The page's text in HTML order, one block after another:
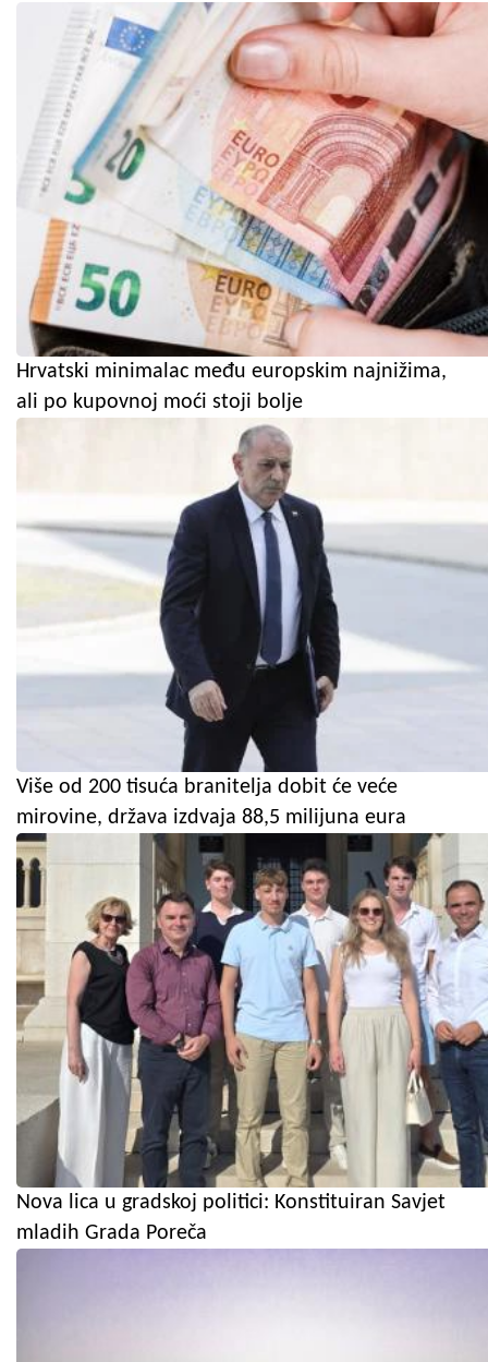
Hrvatski minimalac među europskim najnižima,
ali po kupovnoj moći stoji bolje
Više od 200 tisuća branitelja dobit će veće
mirovine, država izdvaja 88,5 milijuna eura
Nova lica u gradskoj politici: Konstituiran Savjet
mladih Grada Poreča